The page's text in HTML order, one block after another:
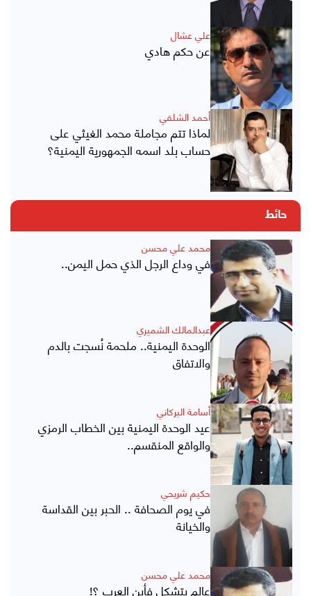
علي عشال
عن حكم هادي
أحمد الشلفي
لماذا تتم مجاملة محمد الغيثي على
حساب بلد اسمه الجمهورية اليمنية؟
حائط
محمد علي محسن
في وداع الرجل الذي حمل اليمن..
عبدالمالك الشميري
الوحدة اليمنية.. ملحمة نُسجت بالدم
والاتفاق
أسامة البركاني
عيد الوحدة اليمنية بين الخطاب الرمزي
والواقع المنقسم..
حكيم شريحي
في يوم الصحافة .. الحبر بين القداسة
والخيانة
محمد علي محسن
عالم يتشكل فأين العرب ؟!